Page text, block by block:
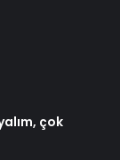
çok